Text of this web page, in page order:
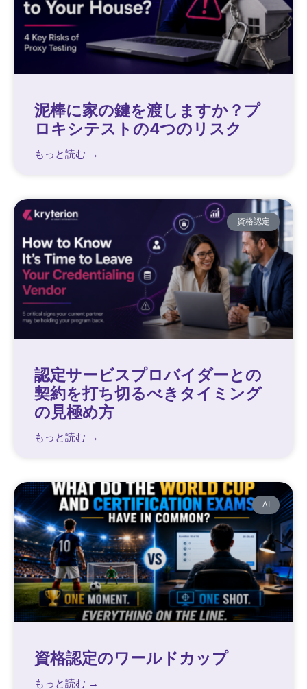
泥棒に家の鍵を渡しますか？プ
ロキシテストの4つのリスク
もっと読む →
資格認定
認定サービスプロバイダーとの
契約を打ち切るべきタイミング
の見極め方
もっと読む →
AI
資格認定のワールドカップ
もっと読む →